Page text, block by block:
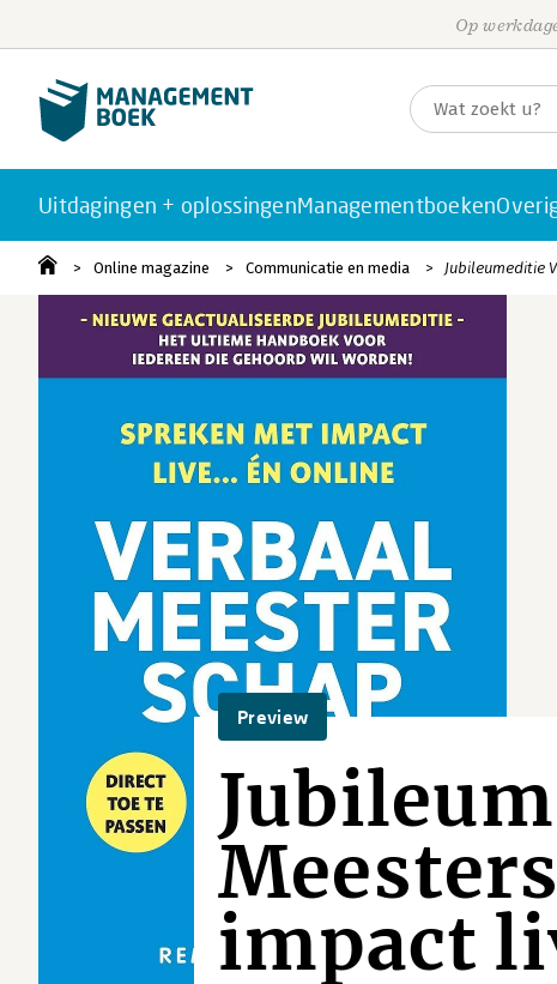
Op
Uitdagingen + oplossingenManagementboeken
Online magazine Communicatie en media Jubileumeditie
Preview
impact